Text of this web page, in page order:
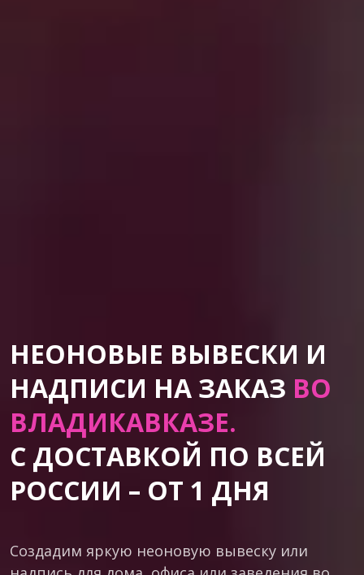
НЕОНОВЫЕ ВЫВЕСКИ И
НАДПИСИ НА ЗАКАЗ ВО
ВЛАДИКАВКАЗЕ.
С ДОСТАВКОЙ ПО ВСЕЙ
РОССИИ – ОТ 1 ДНЯ
Создадим яркую неоновую вывеску или